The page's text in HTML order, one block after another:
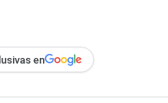
en